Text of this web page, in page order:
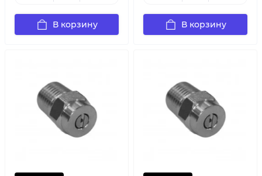
В корзину В корзину